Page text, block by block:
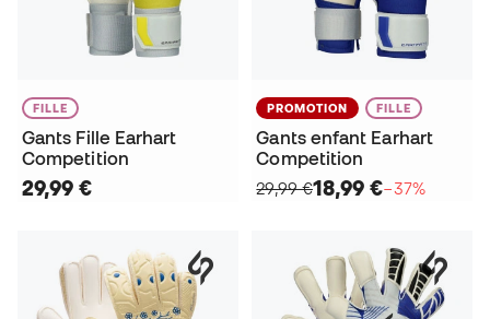
FILLE
Gants Fille Earhart
Competition
29,99 €
PROMOTION FILLE
Gants enfant Earhart
Competition
29,99 €18,99 €−37%